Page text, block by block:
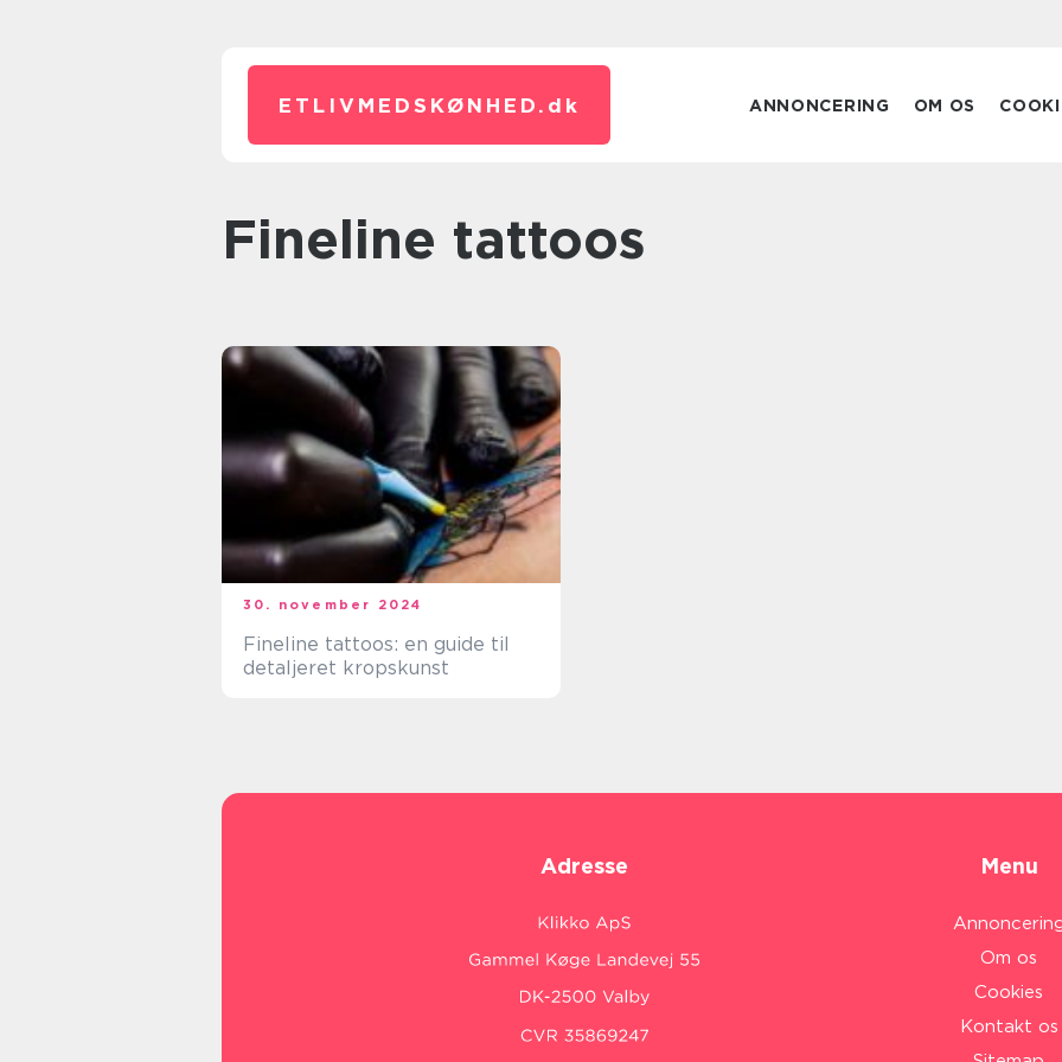
ETLIVMEDSKØNHED. dk ANNONCERING OM OS
fineline tattoos
30. november 2024
Fineline tattoos: en guide til
detaljeret kropskunst
Adresse Menu
Om os
Cookies
Kontakt os